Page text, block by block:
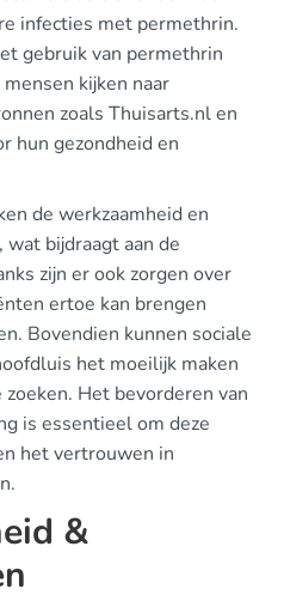
infecties met permethrin.
gebruik van permethrin
kijken naar
zoals Thuisarts.nl en
hun gezondheid en
de werkzaamheid en
bijdraagt aan de
zijn er ook zorgen over
ertoe kan brengen
Bovendien kunnen sociale
het moeilijk maken
Het bevorderen van
is essentieel om deze
het vertrouwen in
&